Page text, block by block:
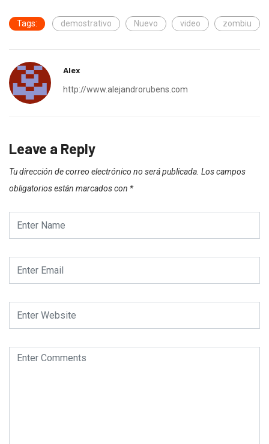
Tags: demostrativo Nuevo video zombiu
Alex
http://www.alejandrorubens.com
Leave a Reply
Tu dirección de correo electrónico no será publicada. Los campos
obligatorios están marcados con *